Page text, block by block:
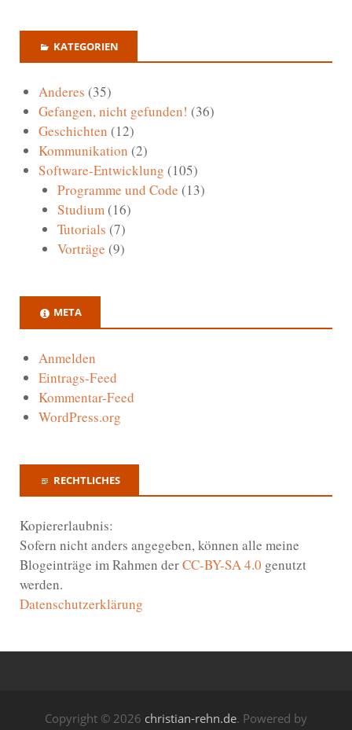
KATEGORIEN
Anderes (35)
Gefangen, nicht gefunden! (36)
Geschichten (12)
Kommunikation (2)
Software-Entwicklung (105)
Programme und Code (13)
Studium(16)
Tutorials (7)
Vorträge (9)
META
Anmelden
Eintrags-Feed
Kommentar-Feed
WordPress.org
RECHTLICHES
Kopiererlaubnis:
Sofern nicht anders angegeben, können alle meine
Blogeinträge im Rahmen derCC-BY-SA 4.0 genutzt
werden.
Datenschutzerklärung
Copyright © 2026 christian-rehn.de. Powered by